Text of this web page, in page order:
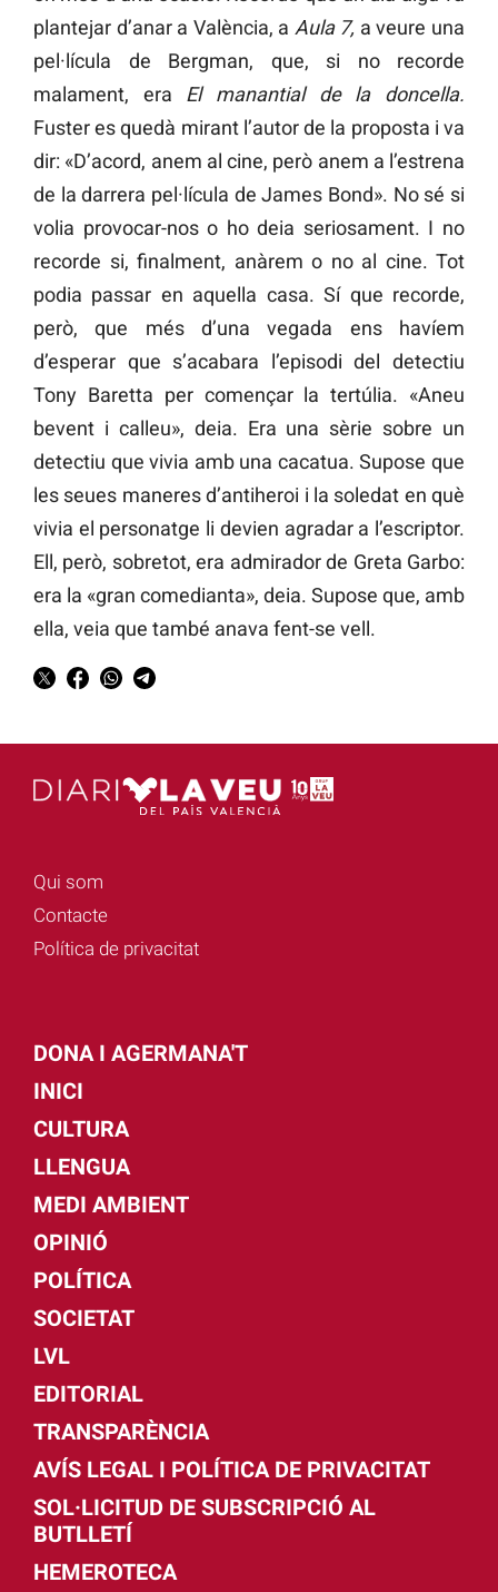
plantejar d’anar a València, a Aula 7, a veure una
pel·lícula de Bergman, que, si no recorde
malament, era El manantial de la doncella.
Fuster es quedà mirant l’autor de la proposta i va
dir: «D’acord, anem al cine, però anem a l’estrena
de la darrera pel·lícula de James Bond». No sé si
volia provocar-nos o ho deia seriosament. I no
recorde si, finalment, anàrem o no al cine. Tot
podia passar en aquella casa. Sí que recorde,
però, que més d’una vegada ens havíem
d’esperar que s’acabara l’episodi del detectiu
Tony Baretta per començar la tertúlia. «Aneu
bevent i calleu», deia. Era una sèrie sobre un
detectiu que vivia amb una cacatua. Supose que
les seues maneres d’antiheroi i la soledat en què
vivia el personatge li devien agradar a l’escriptor.
Ell, però, sobretot, era admirador de Greta Garbo:
era la «gran comedianta», deia. Supose que, amb
ella, veia que també anava fent-se vell.
Qui som
Contacte
Política de privacitat
DONA I AGERMANA'T
INICI
CULTURA
LLENGUA
MEDI AMBIENT
OPINIÓ
POLÍTICA
SOCIETAT
LVL
EDITORIAL
TRANSPARÈNCIA
AVÍS LEGAL I POLÍTICA DE PRIVACITAT
SOL·LICITUD DE SUBSCRIPCIÓ AL
BUTLLETÍ
HEMEROTECA